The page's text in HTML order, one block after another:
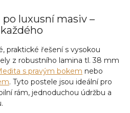
k
y
v
p
i
s
u
luxusní masiv –
praktické řešení s vysokou
z robustního lamina tl. 38 mm
s pravým bokem nebo
. Tyto postele jsou ideální pro
rám, jednoduchou údržbu a